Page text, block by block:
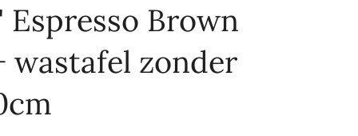
Espresso Brown
wastafel zonder